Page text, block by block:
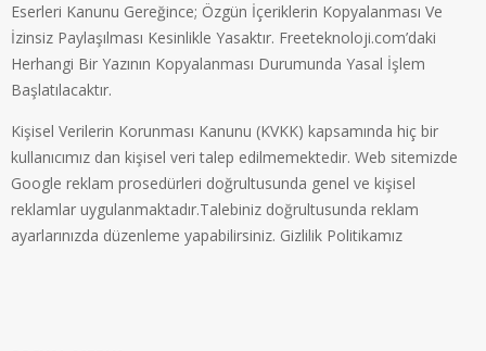
Eserleri Kanunu Gereğince; Özgün İçeriklerin Kopyalanması Ve
İzinsiz Paylaşılması Kesinlikle Yasaktır. Freeteknoloji.com’daki
Herhangi Bir Yazının Kopyalanması Durumunda Yasal İşlem
Başlatılacaktır.
Kişisel Verilerin Korunması Kanunu (KVKK) kapsamında hiç bir
kullanıcımız dan kişisel veri talep edilmemektedir. Web sitemizde
Google reklam prosedürleri doğrultusunda genel ve kişisel
reklamlar uygulanmaktadır.Talebiniz doğrultusunda reklam
ayarlarınızda düzenleme yapabilirsiniz. Gizlilik Politikamız